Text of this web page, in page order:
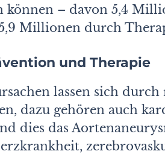
können – davon 5,4
Millionen durch
und Therapie
lassen sich
dazu gehören auch
dies das